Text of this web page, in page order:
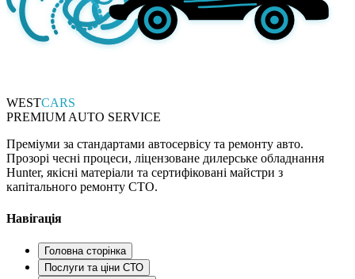
WESTCARS
PREMIUM AUTO SERVICE
Преміуми за стандартами автосервісу та ремонту авто.
Прозорі чесні процеси, ліцензоване дилерське обладнання
Hunter, якісні матеріали та сертифіковані майстри з
капітального ремонту СТО.
Навігація
Головна сторінка
Послуги та ціни СТО